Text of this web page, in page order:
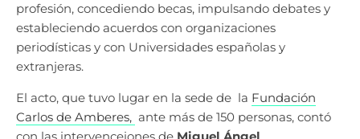
profesión, concediendo becas, impulsando debates y
estableciendo acuerdos con organizaciones
periodísticas y con Universidades españolas y
extranjeras.
El acto, que tuvo lugar en la sede de la Fundación
Carlos de Amberes, ante más de 150 personas, contó